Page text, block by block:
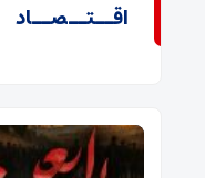
اقــتــصــاد